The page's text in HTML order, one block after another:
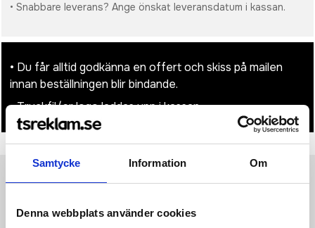
Samtycke Information Om
Denna webbplats använder cookies
• Snabbare leverans? Ange önskat leveransdatum i kassan.
• Du får alltid godkänna en offert och skiss på mailen
innan beställningen blir bindande.
• Tryckfil/er logo laddas upp i kassan.